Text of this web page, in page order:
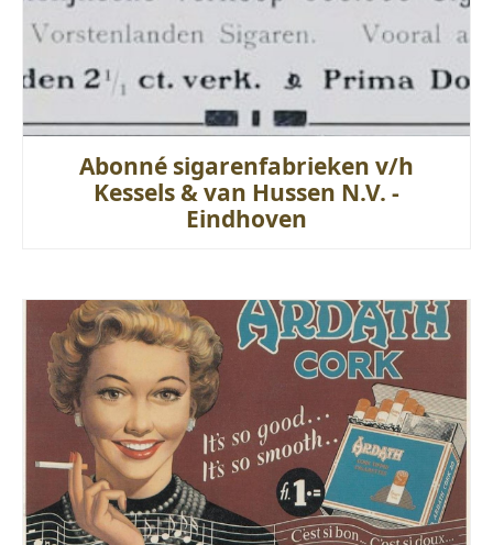
Abonné sigarenfabrieken v/h
Kessels & van Hussen N.V. -
Eindhoven